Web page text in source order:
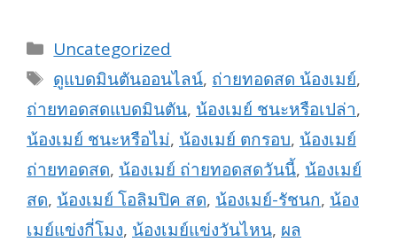
Categories
Uncategorized
Tags
ดูแบดมินตันออนไลน์, ถ่ายทอดสด น้องเมย์,
ถ่ายทอดสดแบดมินตัน, น้องเมย์ ชนะหรือเปล่า,
น้องเมย์ ชนะหรือไม่, น้องเมย์ ตกรอบ, น้องเมย์
ถ่ายทอดสด, น้องเมย์ ถ่ายทอดสดวันนี้, น้องเมย์
สด, น้องเมย์ โอลิมปิค สด, น้องเมย์-รัชนก, น้อง
เมย์แข่งกี่โมง, น้องเมย์แข่งวันไหน, ผล